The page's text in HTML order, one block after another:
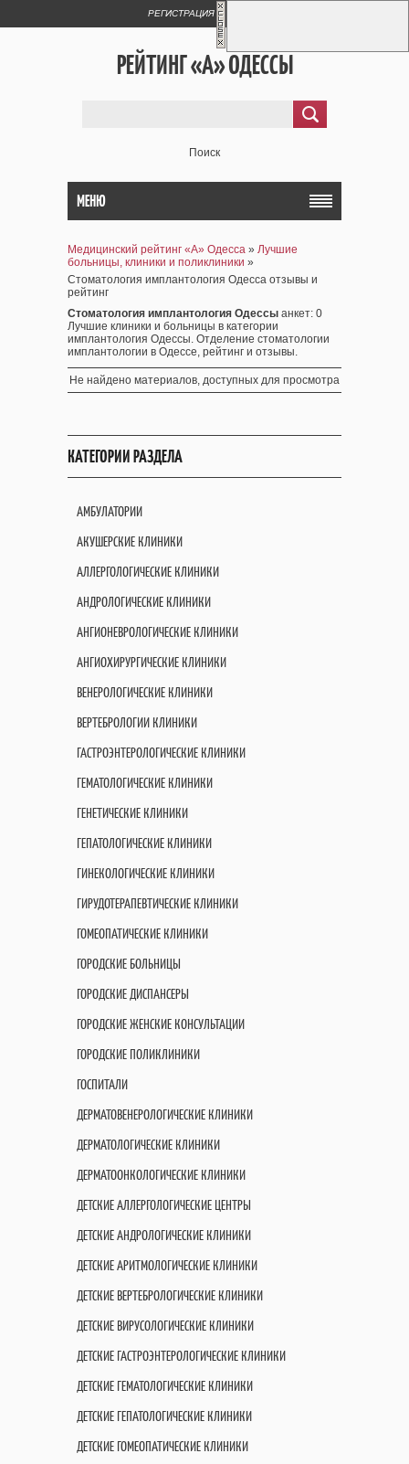
РЕГИСТРАЦИЯ
РЕЙТИНГ «А» ОДЕССЫ
Поиск
МЕНЮ
Медицинский рейтинг «А» Одесса » Лучшие
больницы, клиники и поликлиники »
Стоматология имплантология Одесса отзывы и
рейтинг
Стоматология имплантология Одессы анкет: 0
Лучшие клиники и больницы в категории
имплантология Одессы. Отделение стоматологии
имплантологии в Одессе, рейтинг и отзывы.
Не найдено материалов, доступных для просмотра
КАТЕГОРИИ РАЗДЕЛА
АМБУЛАТОРИИ
АКУШЕРСКИЕ КЛИНИКИ
АЛЛЕРГОЛОГИЧЕСКИЕ КЛИНИКИ
АНДРОЛОГИЧЕСКИЕ КЛИНИКИ
АНГИОНЕВРОЛОГИЧЕСКИЕ КЛИНИКИ
АНГИОХИРУРГИЧЕСКИЕ КЛИНИКИ
ВЕНЕРОЛОГИЧЕСКИЕ КЛИНИКИ
ВЕРТЕБРОЛОГИИ КЛИНИКИ
ГАСТРОЭНТЕРОЛОГИЧЕСКИЕ КЛИНИКИ
ГЕМАТОЛОГИЧЕСКИЕ КЛИНИКИ
ГЕНЕТИЧЕСКИЕ КЛИНИКИ
ГЕПАТОЛОГИЧЕСКИЕ КЛИНИКИ
ГИНЕКОЛОГИЧЕСКИЕ КЛИНИКИ
ГИРУДОТЕРАПЕВТИЧЕСКИЕ КЛИНИКИ
ГОМЕОПАТИЧЕСКИЕ КЛИНИКИ
ГОРОДСКИЕ БОЛЬНИЦЫ
ГОРОДСКИЕ ДИСПАНСЕРЫ
ГОРОДСКИЕ ЖЕНСКИЕ КОНСУЛЬТАЦИИ
ГОРОДСКИЕ ПОЛИКЛИНИКИ
ГОСПИТАЛИ
ДЕРМАТОВЕНЕРОЛОГИЧЕСКИЕ КЛИНИКИ
ДЕРМАТОЛОГИЧЕСКИЕ КЛИНИКИ
ДЕРМАТООНКОЛОГИЧЕСКИЕ КЛИНИКИ
ДЕТСКИЕ АЛЛЕРГОЛОГИЧЕСКИЕ ЦЕНТРЫ
ДЕТСКИЕ АНДРОЛОГИЧЕСКИЕ КЛИНИКИ
ДЕТСКИЕ АРИТМОЛОГИЧЕСКИЕ КЛИНИКИ
ДЕТСКИЕ ВЕРТЕБРОЛОГИЧЕСКИЕ КЛИНИКИ
ДЕТСКИЕ ВИРУСОЛОГИЧЕСКИЕ КЛИНИКИ
ДЕТСКИЕ ГАСТРОЭНТЕРОЛОГИЧЕСКИЕ КЛИНИКИ
ДЕТСКИЕ ГЕМАТОЛОГИЧЕСКИЕ КЛИНИКИ
ДЕТСКИЕ ГЕПАТОЛОГИЧЕСКИЕ КЛИНИКИ
ДЕТСКИЕ ГОМЕОПАТИЧЕСКИЕ КЛИНИКИ